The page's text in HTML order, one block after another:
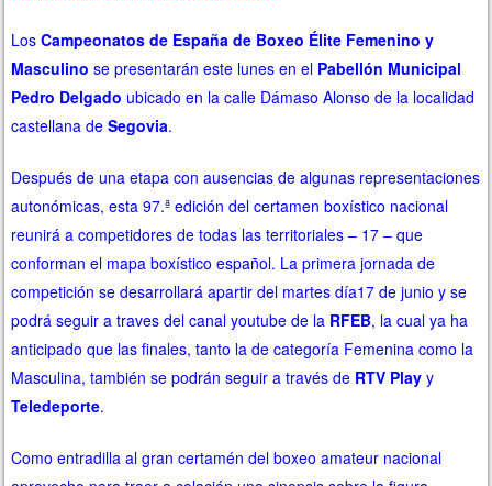
LosCampeonatos de España de Boxeo Élite Femenino y
Masculino se presentarán este lunes en el Pabellón Municipal
Pedro Delgado ubicado en la calle Dámaso Alonso de la localidad
castellana deSegovia.
Después de una etapa con ausencias de algunas representaciones
autonómicas, esta 97.ª edición del certamen boxístico nacional
reunirá a competidores de todas las territoriales – 17 – que
conforman el mapa boxístico español. La primera jornada de
competición se desarrollará apartir del martes día17 de junio y se
podrá seguir a traves del canal youtube de la RFEB, la cual ya ha
anticipado que las finales, tanto la de categoría Femenina como la
Masculina, también se podrán seguir a través de RTV Play y
Teledeporte.
Como entradilla al gran certamén del boxeo amateur nacional